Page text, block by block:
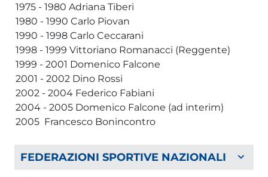
1975 - 1980 Adriana Tiberi
1980 - 1990 Carlo Piovan
1990 - 1998 Carlo Ceccarani
1998 - 1999 Vittoriano Romanacci (Reggente)
1999 - 2001 Domenico Falcone
2001 - 2002 Dino Rossi
2002 - 2004 Federico Fabiani
2004 - 2005 Domenico Falcone (ad interim)
2005 Francesco Bonincontro
FEDERAZIONI SPORTIVE NAZIONALI